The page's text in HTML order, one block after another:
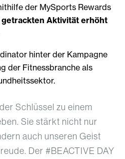
der MySports Rewards
getrackten Aktivität erhöht
hinter der Kampagne
der Fitnessbranche als
Schlüssel zu einem
Sie stärkt nicht nur
auch unseren Geist
Der #BEACTIVE DAY